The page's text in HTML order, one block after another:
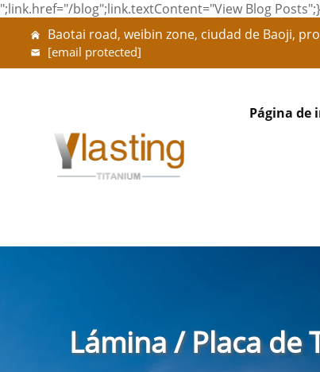
";link.href="/blog";link.textContent="View Blog
Baotai road, weibin zone, ciudad de Baoji,
[email protected]
Página de
Lámina / Placa de